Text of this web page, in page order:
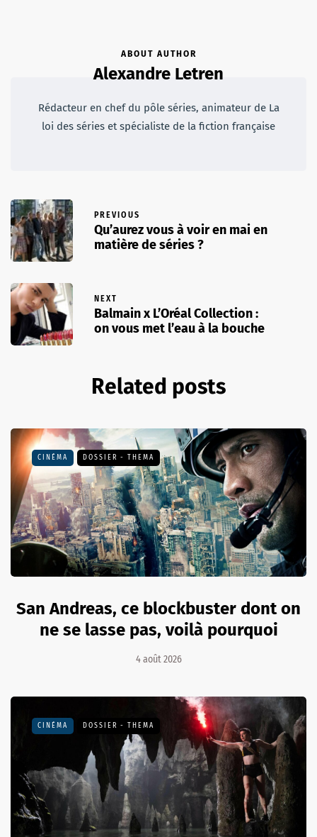
ABOUT AUTHOR
Alexandre Letren
Rédacteur en chef du pôle séries, animateur de La
loi des séries et spécialiste de la fiction française
PREVIOUS
Qu’aurez vous à voir en mai en
matière de séries ?
NEXT
Balmain x L’Oréal Collection :
on vous met l’eau à la bouche
Related posts
CINÉMA DOSSIER - THEMA
San Andreas, ce blockbuster dont on
ne se lasse pas, voilà pourquoi
4 août 2026
CINÉMA DOSSIER - THEMA